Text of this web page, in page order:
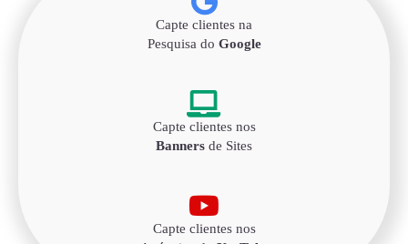
Capte clientes na
Pesquisa do Google
Capte clientes nos
Banners de Sites
Capte clientes nos